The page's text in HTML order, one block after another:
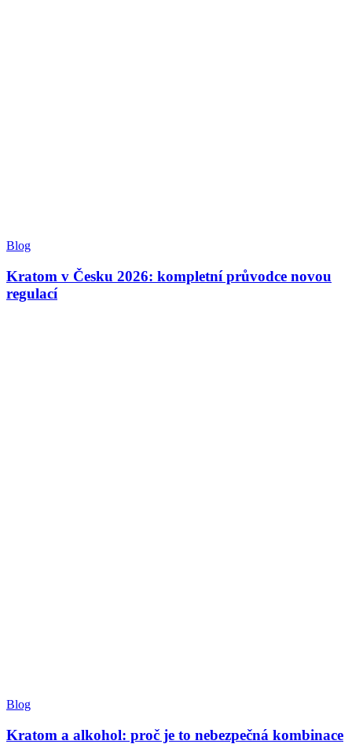
Blog
Kratom v Česku 2026: kompletní průvodce novou
regulací
Blog
Kratom a alkohol: proč je to nebezpečná kombinace